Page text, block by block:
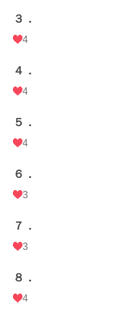
３．
4
４．
4
５．
4
６．
3
７．
3
８．
4